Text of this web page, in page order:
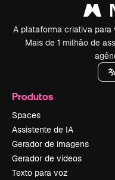
A plataforma criativa
Mais de 1 milhão de
Produtos
Spaces
Assistente de IA
Gerador de imagens
Gerador de vídeos
Texto para voz